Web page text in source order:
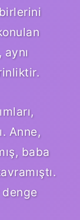
Anne,
baba
denge